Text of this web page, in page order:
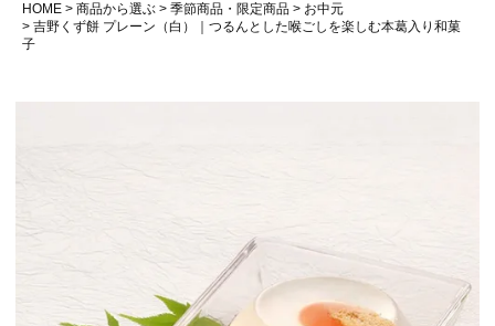
HOME 商品から選ぶ 季節商品・限定商品
お中元
吉野くず餅 プレーン（白）｜つるんとした喉ごしを楽しむ本葛入り和菓
子